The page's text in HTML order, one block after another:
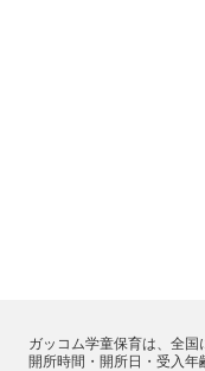
ガッコム学童保育は、全国
開所時間・開所日・受入年